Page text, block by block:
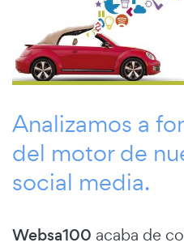
Analizamos a
del motor de
social media.
Websa100 acaba de